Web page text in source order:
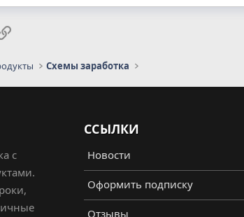
почта
Ссылка
Схемы заработка
с
ССЫЛКИ
Новости
Оформить подписку
Отзывы